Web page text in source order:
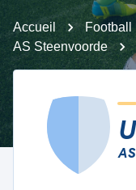
Accueil Football
AS Steenvoorde